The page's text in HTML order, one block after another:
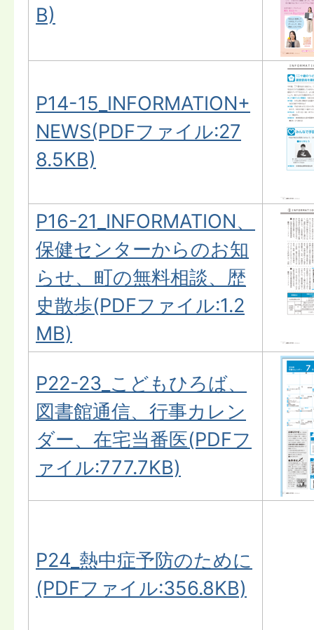
B)
P14-15_INFORMATION+
NEWS(PDFファイル:27
8.5KB)
P16-21_INFORMATION、
保健センターからのお知
らせ、町の無料相談、歴
史散歩(PDFファイル:1.2
MB)
P22-23_こどもひろば、
図書館通信、行事カレン
ダー、在宅当番医(PDFフ
ァイル:777.7KB)
P24_熱中症予防のために
(PDFファイル:356.8KB)